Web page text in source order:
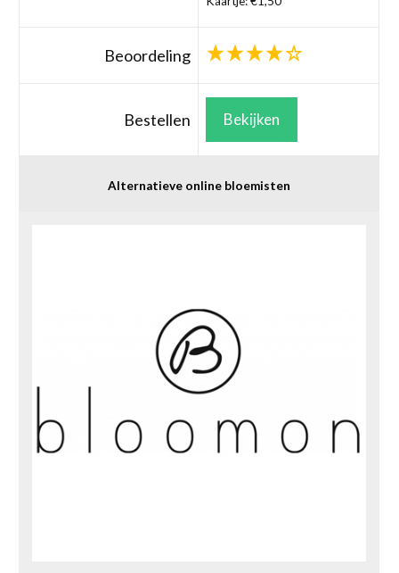
Beoordeling
Bestellen Bekijken
Alternatieve online bloemisten